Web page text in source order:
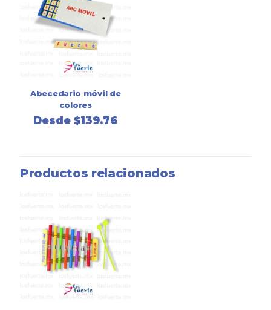
Abecedario móvil de
colores
Desde$139.76
Productos relacionados